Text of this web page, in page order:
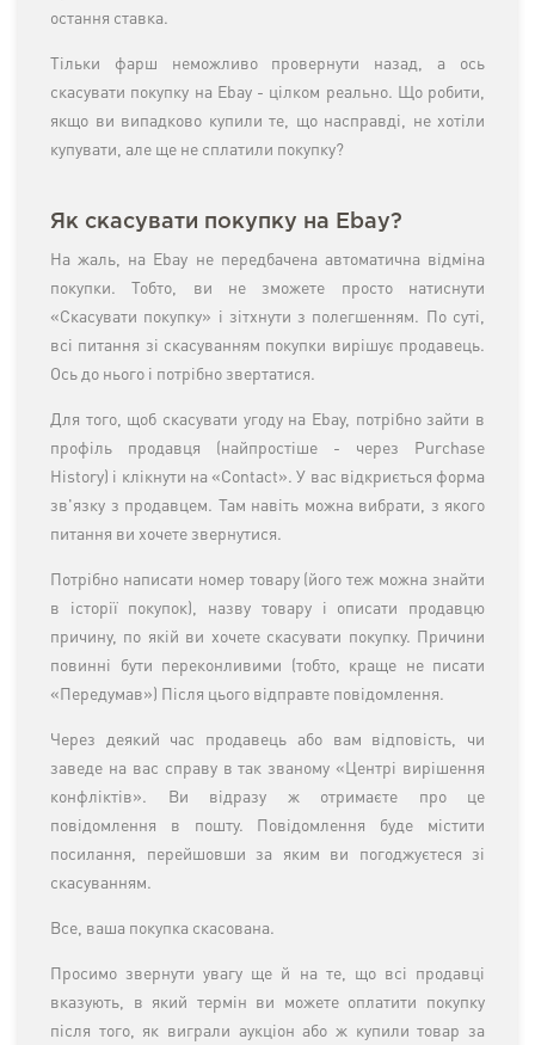
остання ставка.
Тільки фарш неможливо провернути назад, а ось
скасувати покупку на Ebay - цілком реально. Що робити,
якщо ви випадково купили те, що насправді, не хотіли
купувати, але ще не сплатили покупку?
Як скасувати покупку на Ebay?
На жаль, на Ebay не передбачена автоматична відміна
покупки. Тобто, ви не зможете просто натиснути
«Скасувати покупку» і зітхнути з полегшенням. По суті,
всі питання зі скасуванням покупки вирішує продавець.
Ось до нього і потрібно звертатися.
Для того, щоб скасувати угоду на Ebay, потрібно зайти в
профіль продавця (найпростіше - через Purchase
History) і клікнути на «Contact». У вас відкриється форма
зв'язку з продавцем. Там навіть можна вибрати, з якого
питання ви хочете звернутися.
Потрібно написати номер товару (його теж можна знайти
в історії покупок), назву товару і описати продавцю
причину, по якій ви хочете скасувати покупку. Причини
повинні бути переконливими (тобто, краще не писати
«Передумав») Після цього відправте повідомлення.
Через деякий час продавець або вам відповість, чи
заведе на вас справу в так званому «Центрі вирішення
конфліктів». Ви відразу ж отримаєте про це
повідомлення в пошту. Повідомлення буде містити
посилання, перейшовши за яким ви погоджуєтеся зі
скасуванням.
Все, ваша покупка скасована.
Просимо звернути увагу ще й на те, що всі продавці
вказують, в який термін ви можете оплатити покупку
після того, як виграли аукціон або ж купили товар за